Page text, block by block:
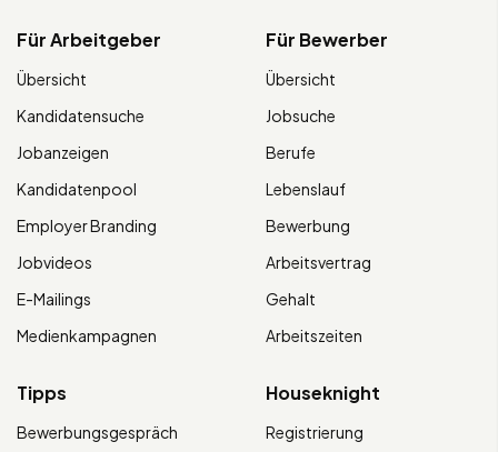
Für Arbeitgeber
Übersicht
Kandidatensuche
Jobanzeigen
Kandidatenpool
Employer Branding
Jobvideos
E-Mailings
Medienkampagnen
Für Bewerber
Übersicht
Jobsuche
Berufe
Lebenslauf
Bewerbung
Arbeitsvertrag
Gehalt
Arbeitszeiten
Tipps
Bewerbungsgespräch
Houseknight
Registrierung